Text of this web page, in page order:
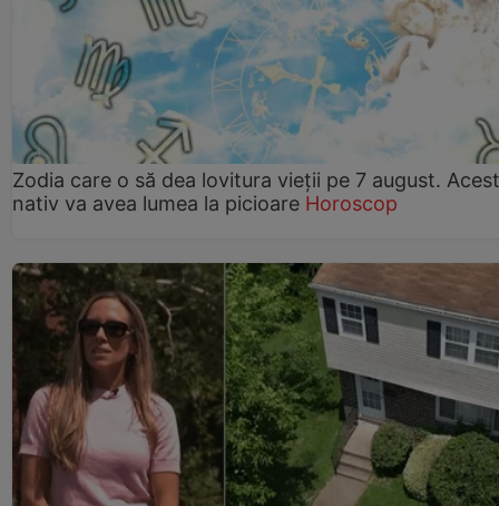
Zodia care o să dea lovitura vieții pe 7 august. Acest
nativ va avea lumea la picioare Horoscop